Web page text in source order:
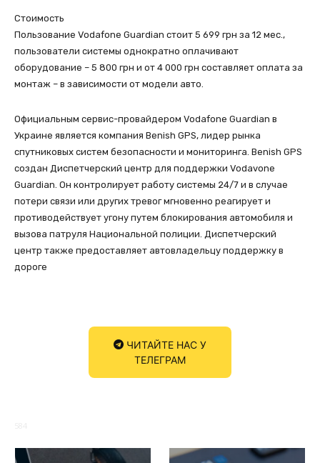
Стоимость
Пользование Vodafone Guardian стоит 5 699 грн за 12 мес.,
пользователи системы однократно оплачивают
оборудование – 5 800 грн и от 4 000 грн составляет оплата за
монтаж – в зависимости от модели авто.
Официальным сервис-провайдером Vodafone Guardian в
Украине является компания Benish GPS, лидер рынка
спутниковых систем безопасности и мониторинга. Benish GPS
создан Диспетчерский центр для поддержки Vodavone
Guardian. Он контролирует работу системы 24/7 и в случае
потери связи или других тревог мгновенно реагирует и
противодействует угону путем блокирования автомобиля и
вызова патруля Национальной полиции. Диспетчерский
центр также предоставляет автовладельцу поддержку в
дороге
ЧИТАЙТЕ НАС У
ТЕЛЕГРАМ